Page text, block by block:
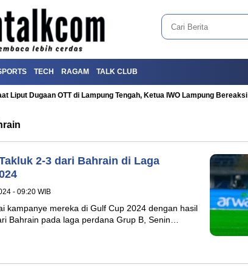
TECH RAGAM TALK CLUB
Liput Dugaan OTT di Lampung Tengah, Ketua IWO Lampung Bereaksi
2-3 dari Bahrain di Laga
- 09:20 WIB
kampanye mereka di Gulf Cup 2024 dengan hasil
Bahrain pada laga perdana Grup B, Senin…